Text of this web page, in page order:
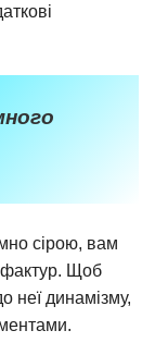
сірою, вам
фактур. Щоб
неї динамізму,